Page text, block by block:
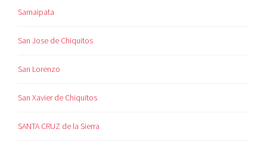
Samaipata
San Jose de Chiquitos
San Lorenzo
San Xavier de Chiquitos
SANTA CRUZ de la Sierra